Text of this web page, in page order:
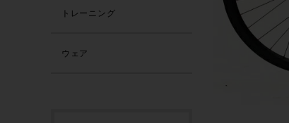
トレーニング
ウェア